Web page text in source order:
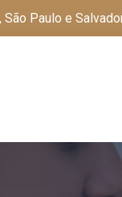
Paulo e